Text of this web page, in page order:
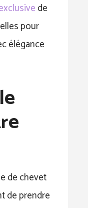
de
pour
élégance
de chevet
de prendre